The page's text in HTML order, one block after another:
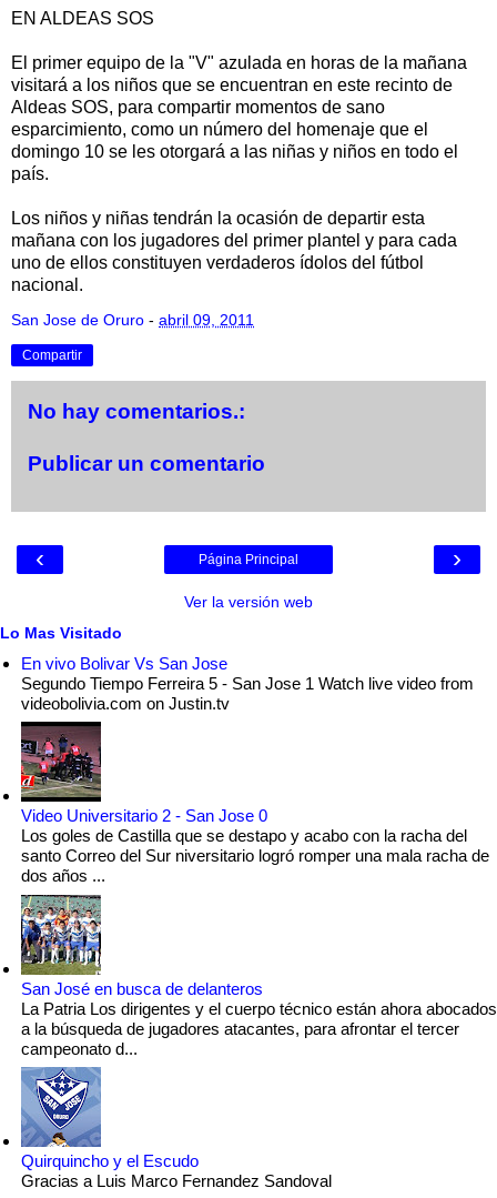
EN ALDEAS SOS
El primer equipo de la "V" azulada en horas de la mañana
visitará a los niños que se encuentran en este recinto de
Aldeas SOS, para compartir momentos de sano
esparcimiento, como un número del homenaje que el
domingo 10 se les otorgará a las niñas y niños en todo el
país.
Los niños y niñas tendrán la ocasión de departir esta
mañana con los jugadores del primer plantel y para cada
uno de ellos constituyen verdaderos ídolos del fútbol
nacional.
San Jose de Oruro - abril 09, 2011
Compartir
No hay comentarios.:
Publicar un comentario
‹ ›
Página Principal
Ver la versión web
Lo Mas Visitado
En vivo Bolivar Vs San Jose
Segundo Tiempo Ferreira 5 - San Jose 1 Watch live video from
videobolivia.com on Justin.tv
Video Universitario 2 - San Jose 0
Los goles de Castilla que se destapo y acabo con la racha del
santo Correo del Sur niversitario logró romper una mala racha de
dos años ...
San José en busca de delanteros
La Patria Los dirigentes y el cuerpo técnico están ahora abocados
a la búsqueda de jugadores atacantes, para afrontar el tercer
campeonato d...
Quirquincho y el Escudo
Gracias a Luis Marco Fernandez Sandoval